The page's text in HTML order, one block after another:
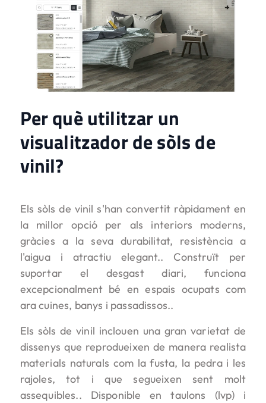
Per què utilitzar un
visualitzador de sòls de
vinil?
Els sòls de vinil s'han convertit ràpidament en
la millor opció per als interiors moderns,
gràcies a la seva durabilitat, resistència a
l'aigua i atractiu elegant.. Construït per
suportar el desgast diari, funciona
excepcionalment bé en espais ocupats com
ara cuines, banys i passadissos..
Els sòls de vinil inclouen una gran varietat de
dissenys que reprodueixen de manera realista
materials naturals com la fusta, la pedra i les
rajoles, tot i que segueixen sent molt
assequibles.. Disponible en taulons (lvp) i